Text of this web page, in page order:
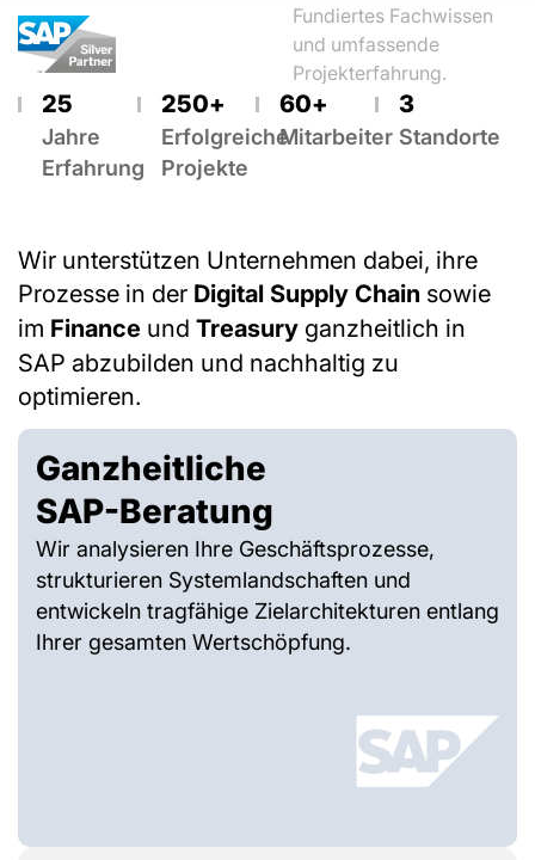
Fundiertes Fachwissen
und umfassende
Projekterfahrung.
Jahre
Erfahrung
25
Erfolgreiche
Projekte
250+
Mitarbeiter
60+
Standorte
3
Wir unterstützen Unternehmen dabei, ihre
Prozesse in der Digital Supply Chain sowie
im Finance und Treasury ganzheitlich in
SAP abzubilden und nachhaltig zu
optimieren.
Ganzheitliche
SAP-Beratung
Wir analysieren Ihre Geschäftsprozesse,
strukturieren Systemlandschaften und
entwickeln tragfähige Zielarchitekturen entlang
Ihrer gesamten Wertschöpfung.